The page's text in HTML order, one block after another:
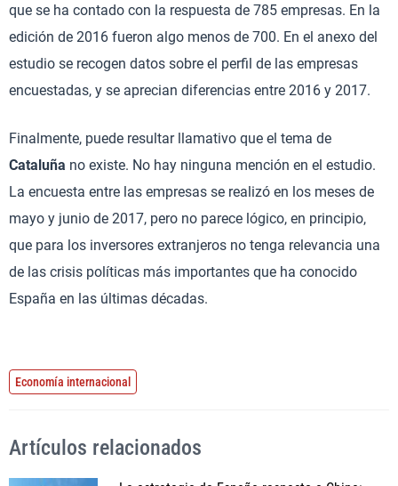
que se ha contado con la respuesta de 785 empresas. En la
edición de 2016 fueron algo menos de 700. En el anexo del
estudio se recogen datos sobre el perfil de las empresas
encuestadas, y se aprecian diferencias entre 2016 y 2017.
Finalmente, puede resultar llamativo que el tema de
Cataluña no existe. No hay ninguna mención en el estudio.
La encuesta entre las empresas se realizó en los meses de
mayo y junio de 2017, pero no parece lógico, en principio,
que para los inversores extranjeros no tenga relevancia una
de las crisis políticas más importantes que ha conocido
España en las últimas décadas.
Economía internacional
Artículos relacionados